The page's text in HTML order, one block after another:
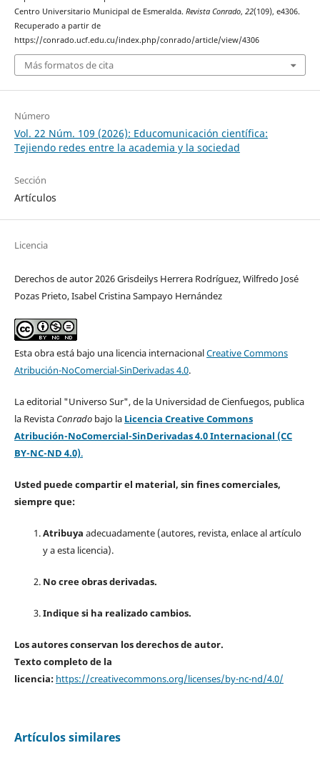
Centro Universitario Municipal de Esmeralda. Revista Conrado, 22(109), e4306.
Recuperado a partir de
https://conrado.ucf.edu.cu/index.php/conrado/article/view/4306
Más formatos de cita
Número
Vol. 22 Núm. 109 (2026): Educomunicación científica:
Tejiendo redes entre la academia y la sociedad
Sección
Artículos
Licencia
Derechos de autor 2026 Grisdeilys Herrera Rodríguez, Wilfredo José
Pozas Prieto, Isabel Cristina Sampayo Hernández
Esta obra está bajo una licencia internacionalCreative Commons
Atribución-NoComercial-SinDerivadas 4.0.
La editorial "Universo Sur", de la Universidad de Cienfuegos, publica
la Revista Conradobajo la Licencia Creative Commons
Atribución-NoComercial-SinDerivadas 4.0 Internacional (CC
BY-NC-ND 4.0).
Usted puede compartir el material, sin fines comerciales,
siempre que:
Atribuya adecuadamente (autores, revista, enlace al artículo
y a esta licencia).
No cree obras derivadas.
Indique si ha realizado cambios.
Los autores conservan los derechos de autor.
Texto completo de la
licencia: https://creativecommons.org/licenses/by-nc-nd/4.0/
Artículos similares